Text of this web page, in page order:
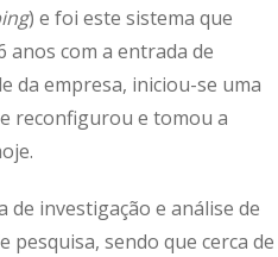
) e foi este sistema que
anos com a entrada de
da empresa, iniciou-se uma
reconfigurou e tomou a
investigação e análise de
pesquisa, sendo que cerca de